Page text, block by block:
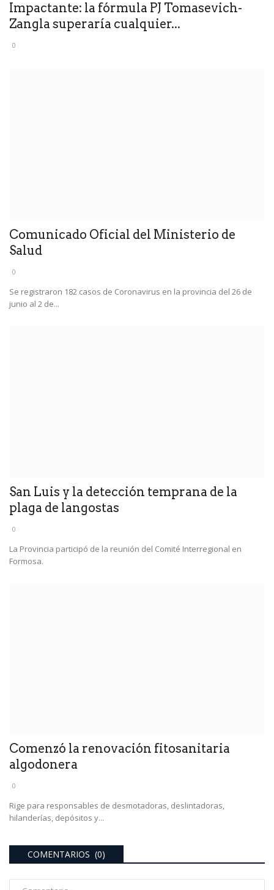
Impactante: la fórmula PJ Tomasevich-
Zangla superaría cualquier...
0
Comunicado Oficial del Ministerio de
Salud
0
Se registraron 182 casos de Coronavirus en la provincia del 26 de
junio al 2 de...
San Luis y la detección temprana de la
plaga de langostas
0
La Provincia participó de la reunión del Comité Interregional en
Formosa.
Comenzó la renovación fitosanitaria
algodonera
0
Rige para responsables de desmotadoras, deslintadoras,
hilanderías, depósitos y...
COMENTARIOS (0)